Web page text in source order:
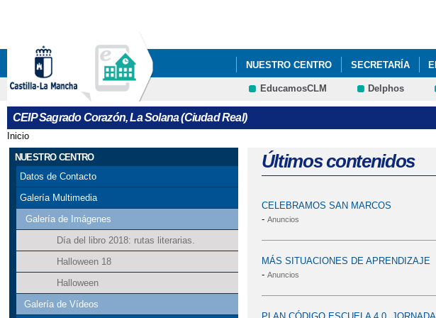
NUESTRO CENTRO SECRETARÍA
CEIP SAGRADO CORAZÓN. EDUCANDO
EXCURSIÓN A CUENCA
EducamosCLM Delphos
CEIP Sagrado Corazón, La Solana (Ciudad Real)
Se encuentra usted aquí
Inicio
NUESTRO CENTRO
Datos de Contacto
Galería Multimedia
Galería de Imágenes
Día del libro 2018: rutas literarias.
Halloween 18
Halloween
Galería de Vídeos
Últimos contenidos
CELEBRAMOS SAN MARCOS
- Anuncios
MÁS SITUACIONES DE APRENDIZAJE
- Anuncios